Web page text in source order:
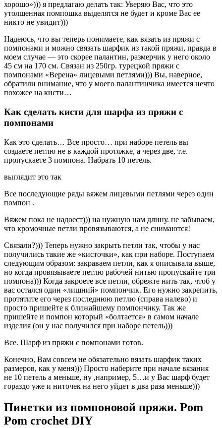
хорошо»))) я предлагаю делать так: Уверяю Вас, что это
утолщенная помпошка выделятся не будет и кроме Вас ее
никто не увидит)))
Надеюсь, что вы теперь понимаете, как вязать из пряжи с
помпонами и можно связать шарфик из такой пряжи, правда в
моем случае — это скорее палантин, размерчик у него около
45 см на 170 см. Связан из 250гр. турецкой пряжи с
помпонами «Верена» лицевыми петлями))) Вы, наверное,
обратили внимание, что у моего палантинчика имеется нечто
похожее на кисти…
Как сделать кисти для шарфа из пряжи с
помпонами
Как это сделать… Все просто… при наборе петель вы
создаете петлю не в каждой протяжке, а через две, т.е.
пропускаете 3 помпона. Набрать 10 петель.
выглядит это так
Все последующие ряды вяжем лицевыми петлями через один
помпон .
Вяжем пока не надоест))) на нужную нам длину. не забываем,
что кромочные петли провязываются, а не снимаются!
Связали?))) Теперь нужно закрыть петли так, чтобы у нас
получились такие же «кисточки», как при наборе. Поступаем
следующим образом: закраваем петли, как я описывала выше,
но когда провязываете петлю рабочей нитью пропускайте три
помпона))) Когда закроете все петли, обрежте нить так, чтоб у
вас остался один «лишний» помпончик. Его нужно закрепить,
протятите его через последнюю петлю (справа налево) и
просто пришейте к ближайшему помпончику. Так же
пришейте и помпон который «болтается» в самом начале
изделия (он у нас получился при наборе петель)))
Все. Шарф из пряжи с помпонами готов.
Конечно, Вам совсем не обязательно вязать шарфик таких
размеров, как у меня))) Просто наберите при начале вязания
не 10 петель а меньше, ну ,например, 5…и у Вас шарф будет
гораздо уже и ниточек на него уйдет в два раза меньше)))
Пинетки из помпоновой пряжи. Pom
Pom crochet DIY